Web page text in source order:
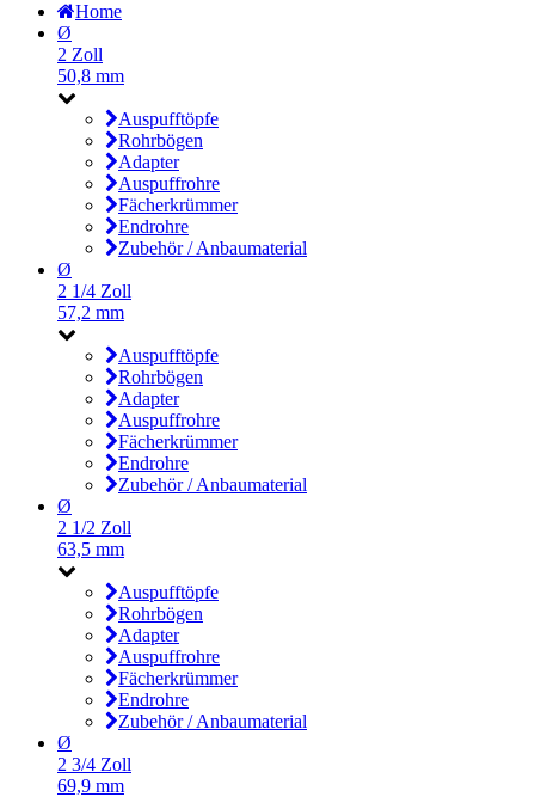
Home
Ø
2 Zoll
50,8 mm
Auspufftöpfe
Rohrbögen
Adapter
Auspuffrohre
Fächerkrümmer
Endrohre
Zubehör / Anbaumaterial
Ø
2 1/4 Zoll
57,2 mm
Auspufftöpfe
Rohrbögen
Adapter
Auspuffrohre
Fächerkrümmer
Endrohre
Zubehör / Anbaumaterial
Ø
2 1/2 Zoll
63,5 mm
Auspufftöpfe
Rohrbögen
Adapter
Auspuffrohre
Fächerkrümmer
Endrohre
Zubehör / Anbaumaterial
Ø
2 3/4 Zoll
69,9 mm